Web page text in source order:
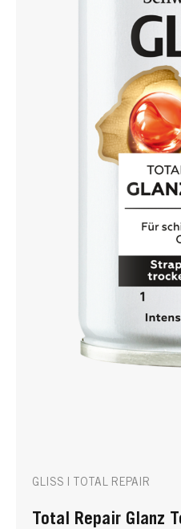
GLISS | TOTAL REPAIR
Total Repair Glanz